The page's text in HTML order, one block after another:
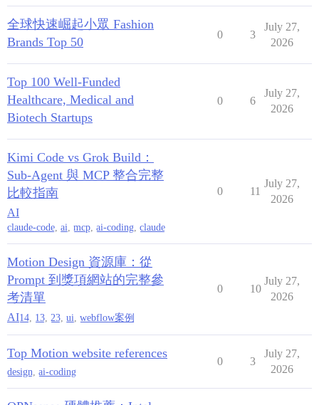
全球快速崛起小眾 Fashion
Brands Top 50
0 3
July 27,
2026
Top 100 Well-Funded
Healthcare, Medical and
Biotech Startups
0 6
July 27,
2026
Kimi Code vs Grok Build：
Sub-Agent 與 MCP 整合完整
比較指南
AI
claude-code, ai, mcp, ai-coding, claude
0 11
July 27,
2026
Motion Design 資源庫：從
Prompt 到獎項網站的完整參
考清單
AI14 13 23 ui webflow案例
0 10
July 27,
2026
Top Motion website references
design, ai-coding
0 3
July 27,
2026